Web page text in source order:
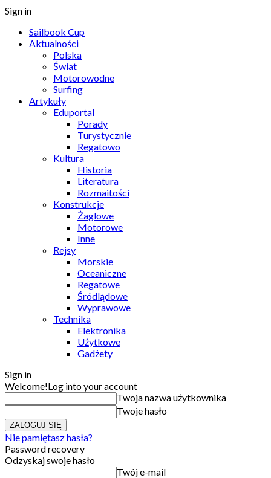
Sign in
Sailbook Cup
Aktualności
Polska
Świat
Motorowodne
Surfing
Artykuły
Eduportal
Porady
Turystycznie
Regatowo
Kultura
Historia
Literatura
Rozmaitości
Konstrukcje
Żaglowe
Motorowe
Inne
Rejsy
Morskie
Oceaniczne
Regatowe
Śródlądowe
Wyprawowe
Technika
Elektronika
Użytkowe
Gadżety
Sign in
Welcome!Log into your account
Twoja nazwa użytkownika
Twoje hasło
Nie pamiętasz hasła?
Password recovery
Odzyskaj swoje hasło
Twój e-mail